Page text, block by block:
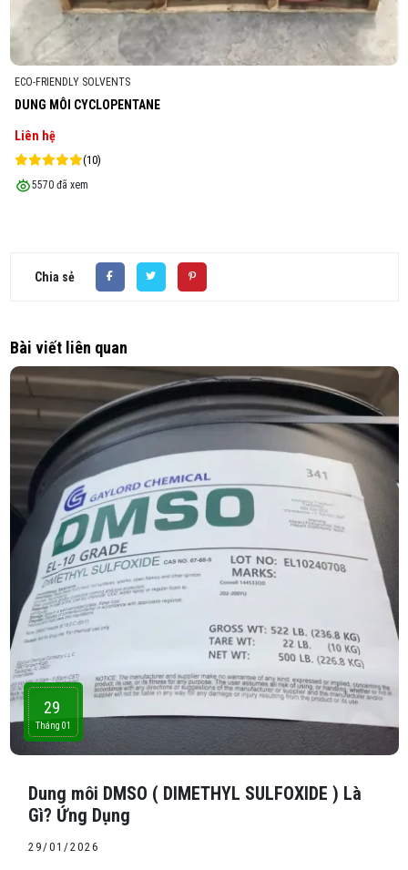
ECO-FRIENDLY SOLVENTS
DUNG MÔI CYCLOPENTANE
Liên hệ
(10)
5570 đã xem
Chia sẻ
Bài viết liên quan
29
Tháng 01
Dung môi DMSO ( DIMETHYL SULFOXIDE ) Là
Gì? Ứng Dụng
29/01/2026